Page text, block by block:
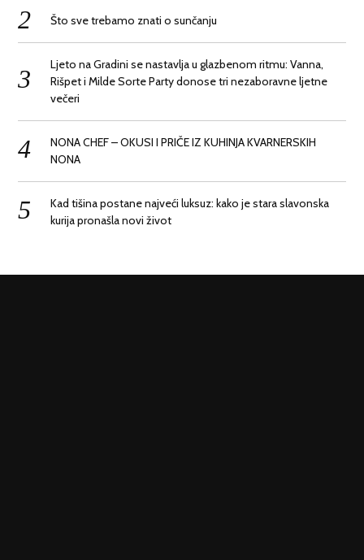
Što sve trebamo znati o sunčanju
Ljeto na Gradini se nastavlja u glazbenom ritmu: Vanna,
Rišpet i Milde Sorte Party donose tri nezaboravne ljetne
večeri
NONA CHEF – OKUSI I PRIČE IZ KUHINJA KVARNERSKIH
NONA
Kad tišina postane najveći luksuz: kako je stara slavonska
kurija pronašla novi život